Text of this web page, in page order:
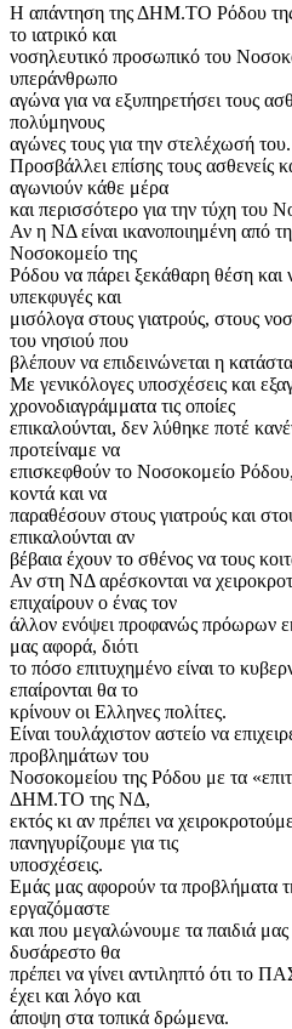
Η απάντηση της ΔΗΜ.ΤΟ Ρόδου
το ιατρικό και
νοσηλευτικό προσωπικό του
υπεράνθρωπο
αγώνα για να εξυπηρετήσει τους
πολύμηνους
αγώνες τους για την στελέχωσή του.
Προσβάλλει επίσης τους ασθενείς
αγωνιούν κάθε μέρα
και περισσότερο για την τύχη του
Αν η ΝΔ είναι ικανοποιημένη από
Νοσοκομείο της
Ρόδου να πάρει ξεκάθαρη θέση και
υπεκφυγές και
μισόλογα στους γιατρούς, στους
του νησιού που
βλέπουν να επιδεινώνεται η
Με γενικόλογες υποσχέσεις και
χρονοδιαγράμματα τις οποίες
επικαλούνται, δεν λύθηκε ποτέ
προτείναμε να
επισκεφθούν το Νοσοκομείο
κοντά και να
παραθέσουν στους γιατρούς και
επικαλούνται αν
βέβαια έχουν το σθένος να τους
Αν στη ΝΔ αρέσκονται να
επιχαίρουν ο ένας τον
άλλον ενόψει προφανώς πρόωρων
μας αφορά, διότι
το πόσο επιτυχημένο είναι το
επαίρονται θα το
κρίνουν οι Ελληνες πολίτες.
Είναι τουλάχιστον αστείο να
προβλημάτων του
Νοσοκομείου της Ρόδου με τα
ΔΗΜ.ΤΟ της ΝΔ,
εκτός κι αν πρέπει να
πανηγυρίζουμε για τις
υποσχέσεις.
Εμάς μας αφορούν τα προβλήματα
εργαζόμαστε
και που μεγαλώνουμε τα παιδιά μας
δυσάρεστο θα
πρέπει να γίνει αντιληπτό ότι το
έχει και λόγο και
άποψη στα τοπικά δρώμενα.